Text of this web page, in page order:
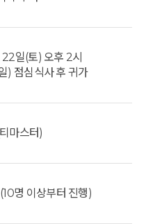
일(토) 오후 2시
) 점심식사 후 귀가
마스터)
명 이상부터 진행)